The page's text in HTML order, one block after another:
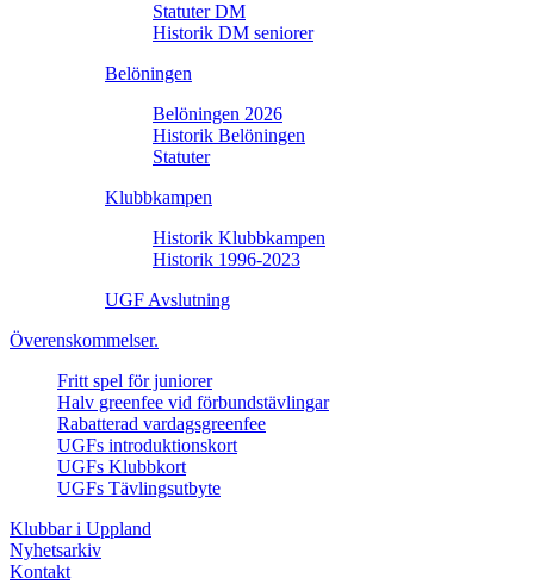
Statuter DM
Historik DM seniorer
Belöningen
Belöningen 2026
Historik Belöningen
Statuter
Klubbkampen
Historik Klubbkampen
Historik 1996-2023
UGF Avslutning
Överenskommelser.
Fritt spel för juniorer
Halv greenfee vid förbundstävlingar
Rabatterad vardagsgreenfee
UGFs introduktionskort
UGFs Klubbkort
UGFs Tävlingsutbyte
Klubbar i Uppland
Nyhetsarkiv
Kontakt